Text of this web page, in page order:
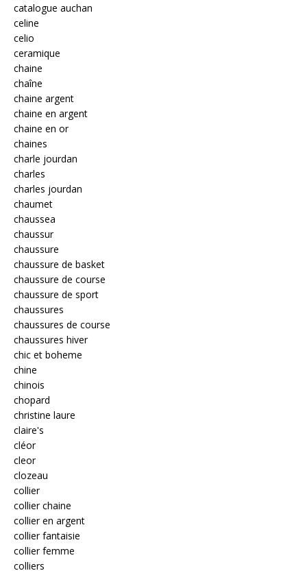
catalogue auchan
celine
celio
ceramique
chaine
chaîne
chaine argent
chaine en argent
chaine en or
chaines
charle jourdan
charles
charles jourdan
chaumet
chaussea
chaussur
chaussure
chaussure de basket
chaussure de course
chaussure de sport
chaussures
chaussures de course
chaussures hiver
chic et boheme
chine
chinois
chopard
christine laure
claire's
cléor
cleor
clozeau
collier
collier chaine
collier en argent
collier fantaisie
collier femme
colliers